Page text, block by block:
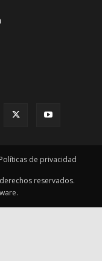
Políticas de privacidad
reservados.